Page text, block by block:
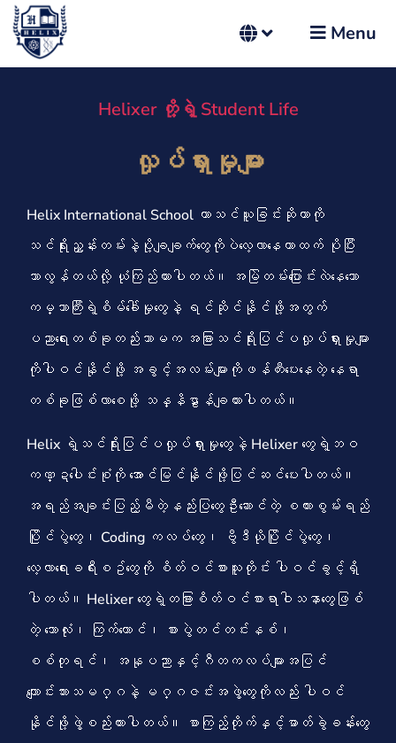
Menu
Helixer တို့ရဲ့ Student Life
လှုပ်ရှားမှုများ
Helix International School ဟာသင်ယူခြင်းဆိုတာကို
သင်ရိုးညွှန်းတမ်းနဲ့ပို့ချချက်တွေကိုပဲလေ့လာနေတာထက် ပိုပြီး
သာလွန်တယ်လို့ ယုံကြည်ထားပါတယ်။ အမြဲတမ်းပြောင်းလဲနေသော
ကမ္ဘာကြီးရဲ့စိမ်ခေါ်မှုတွေနဲ့ ရင်ဆိုင်နိုင်ဖို့အတွက်
ပညာရေးတစ်ခုတည်းသာမက အခြားသင်ရိုးပြင်ပလှုပ်ရှားမှုများ
ကိုပါဝင်နိုင်ဖို့ အခွင့်အလမ်းများကိုဖန်တီးပေးနေတဲ့ နေရာ
တစ်ခုဖြစ်လာစေဖို့ သန္နိဠာန်ချထားပါတယ်။
Helix ရဲ့သင်ရိုးပြင်ပလှုပ်ရှားမှုတွေနဲ့ Helixer တွေရဲ့ဘဝ
ကဏ္ဍပေါင်းစုံကို အောင်မြင်နိုင်ဖို့ပြင်ဆင်ပေးပါတယ်။
အရည်အချင်းပြည့်မီတဲ့နည်းပြတွေဦးဆောင်တဲ့ စကားစွမ်းရည်
ပြိုင်ပွဲတွေ၊ Coding ကလပ်တွေ၊ ဗွီဒီယိုပြိုင်ပွဲတွေ၊
လေ့လာရေးခရီးစဥ်တွေကို စိတ်ဝင်စားသူတိုင်း ပါဝင်ခွင့်ရှိ
ပါတယ်။ Helixer တွေရဲ့တခြားစိတ်ဝင်စားရာဝါသနာတွေဖြစ်
တဲ့ ဘောလုံး၊ ကြက်တောင်၊ စားပွဲတင်တင်းနစ်၊
စစ်တုရင်၊ အနုပညာနှင့်ဂီတကလပ်များအပြင်
ကျောင်းသားသမဂ္ဂနဲ့ မဂ္ဂဇင်းအဖွဲ့တွေကိုလည်း ပါဝင်
နိုင်ဖို့ဖွဲ့စည်းထားပါတယ်။ စာကြည့်တိုက်နှင့်ဓာတ်ခွဲခန်းတွေ